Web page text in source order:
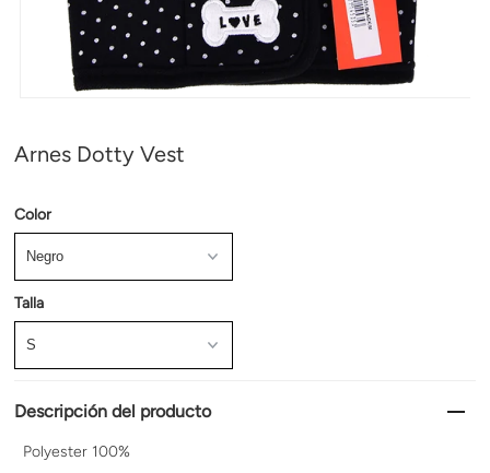
Arnes Dotty Vest
Color
Talla
Descripción del producto
Polyester 100%